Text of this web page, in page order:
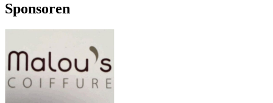
Sponsoren